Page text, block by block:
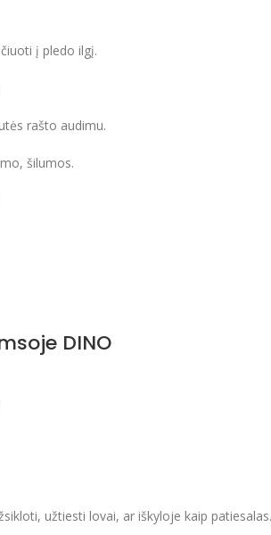
į pledo ilgį.
rašto audimu.
šilumos.
DINO
užtiesti lovai, ar iškyloje kaip patiesalas.